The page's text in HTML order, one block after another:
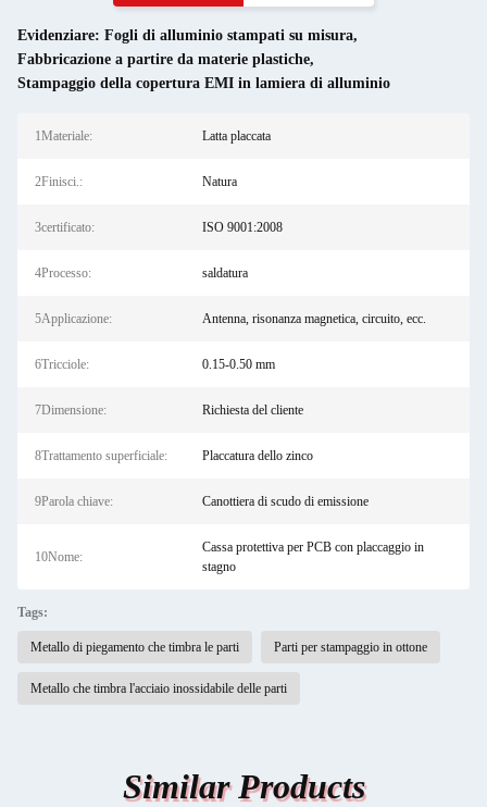
Evidenziare: Fogli di alluminio stampati su misura,
Fabbricazione a partire da materie plastiche,
Stampaggio della copertura EMI in lamiera di alluminio
1Materiale: Latta placcata
2Finisci.: Natura
3certificato: ISO 9001:2008
4Processo: saldatura
5Applicazione: Antenna, risonanza magnetica, circuito, ecc.
6Tricciole: 0.15-0.50 mm
7Dimensione: Richiesta del cliente
8Trattamento superficiale: Placcatura dello zinco
9Parola chiave: Canottiera di scudo di emissione
10Nome:
Cassa protettiva per PCB con placcaggio in
stagno
Tags:
Metallo di piegamento che timbra le parti Parti per stampaggio in ottone
Metallo che timbra l'acciaio inossidabile delle parti
Similar Products